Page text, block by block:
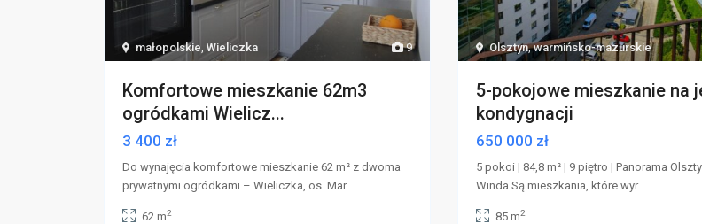
9
małopolskie Wieliczka
Komfortowe mieszkanie 62m3
ogródkami Wielicz...
3 400 zł
Do wynajęcia komfortowe mieszkanie 62 m² z dwoma
prywatnymi ogródkami – Wieliczka, os. Mar
62 m2
Olsztyn,warmińsko-mazurskie
5-pokojowe mieszkanie na
kondygnacji
650 000 zł
5 pokoi | 84,8 m² | 9 piętro | Panorama
Winda Są mieszkania, które wyr
85 m2